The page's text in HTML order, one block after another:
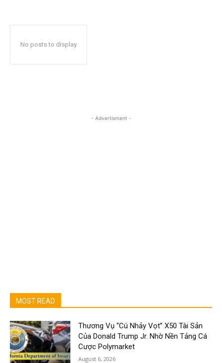
No posts to display
- Advertisment -
MOST READ
Thương Vụ “Cú Nhảy Vọt” X50 Tài Sản
Của Donald Trump Jr. Nhờ Nền Tảng Cá
Cược Polymarket
August 6, 2026